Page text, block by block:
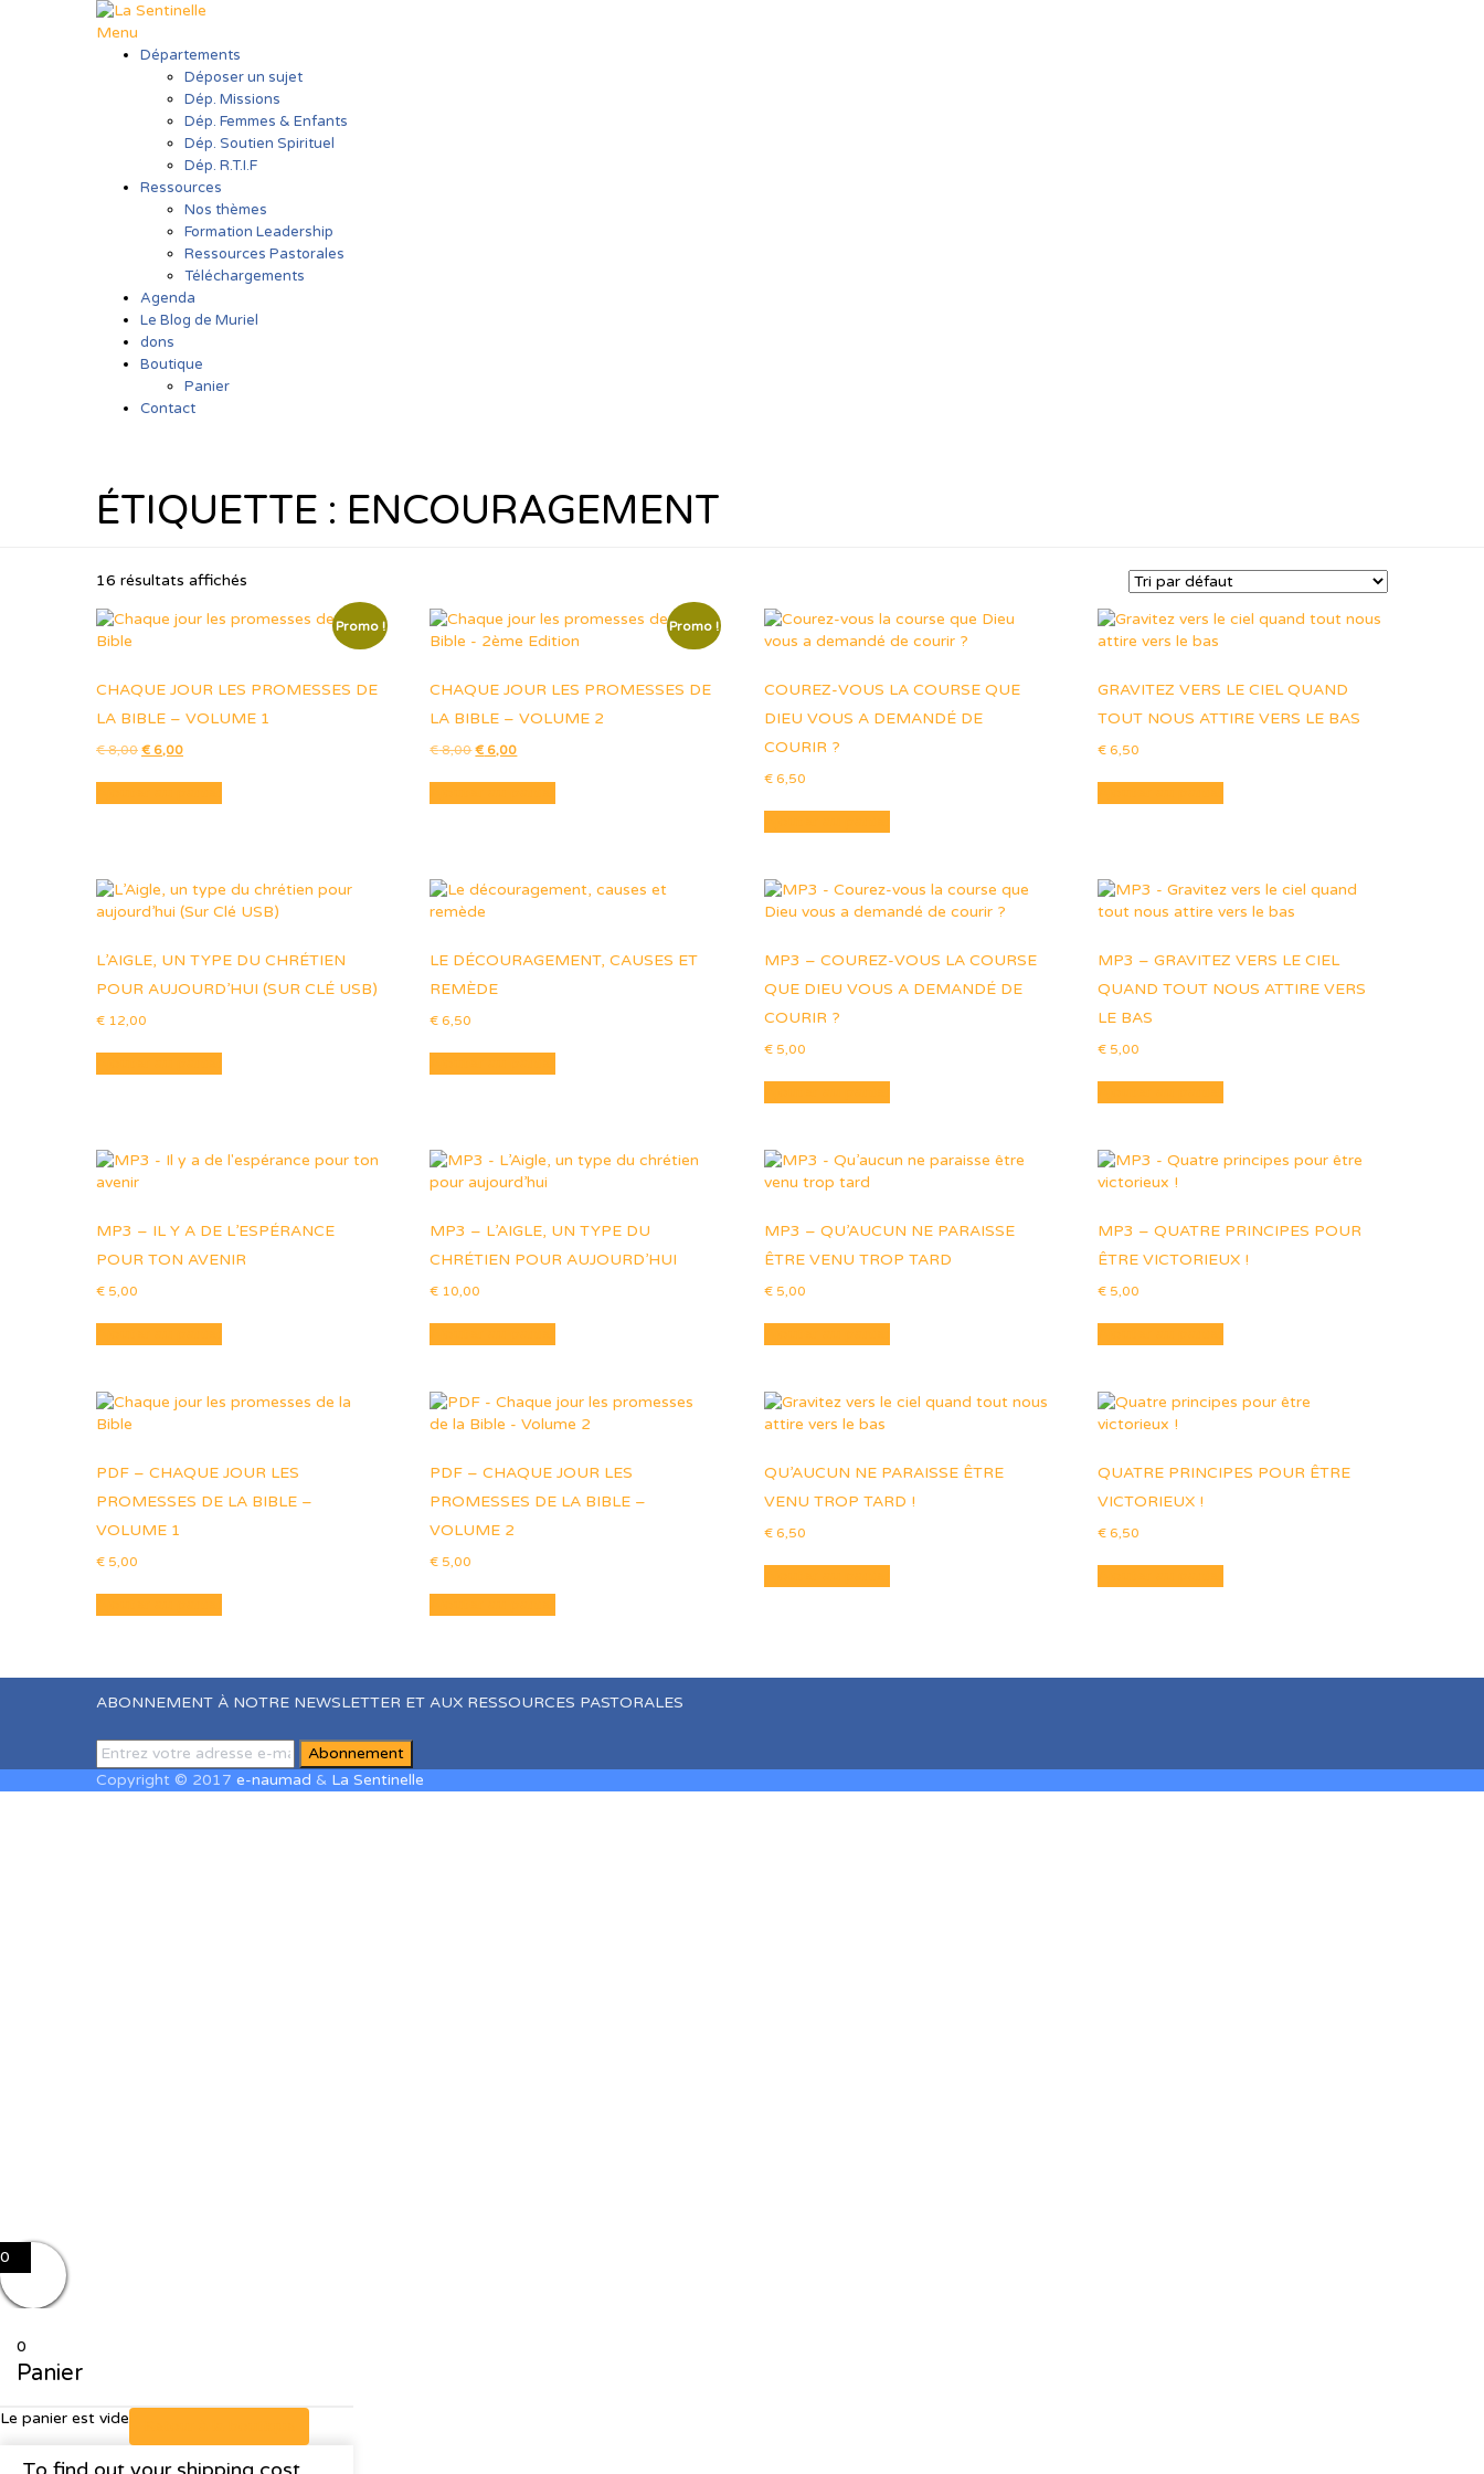
Menu
Départements
Déposer un sujet
Dép. Missions
Dép. Femmes & Enfants
Dép. Soutien Spirituel
Dép. R.T.I.F
Ressources
Nos thèmes
Formation Leadership
Ressources Pastorales
Téléchargements
Agenda
Le Blog de Muriel
dons
Boutique
Panier
Contact
ÉTIQUETTE : ENCOURAGEMENT
16 résultats affichés
Promo !
CHAQUE JOUR LES PROMESSES DE
LA BIBLE – VOLUME 1
€8,00 Le
initial
était :
€ 6,00Le
actuel
est :
Promo !
CHAQUE JOUR LES PROMESSES DE
LA BIBLE – VOLUME 2
€8,00Le
initial
était :
€ 6,00Le
actuel
est :
COUREZ-VOUS LA COURSE QUE
DIEU VOUS A DEMANDÉ DE
COURIR ?
€6,50
GRAVITEZ VERS LE CIEL QUAND
TOUT NOUS ATTIRE VERS LE BAS
€ 6,50
L’AIGLE, UN TYPE DU CHRÉTIEN
POUR AUJOURD’HUI (SUR CLÉ USB)
€ 12,00
LE DÉCOURAGEMENT, CAUSES ET
REMÈDE
€ 6,50
MP3 – COUREZ-VOUS LA COURSE
QUE DIEU VOUS A DEMANDÉ DE
COURIR ?
€5,00
MP3 – GRAVITEZ VERS LE CIEL
QUAND TOUT NOUS ATTIRE VERS
LE BAS
€ 5,00
MP3 – IL Y A DE L’ESPÉRANCE
POUR TON AVENIR
€ 5,00
MP3 – L’AIGLE, UN TYPE DU
CHRÉTIEN POUR AUJOURD’HUI
€ 10,00
MP3 – QU’AUCUN NE PARAISSE
ÊTRE VENU TROP TARD
€5,00
MP3 – QUATRE PRINCIPES POUR
ÊTRE VICTORIEUX !
€ 5,00
PDF – CHAQUE JOUR LES
PROMESSES DE LA BIBLE –
VOLUME 1
€ 5,00
PDF – CHAQUE JOUR LES
PROMESSES DE LA BIBLE –
VOLUME 2
€ 5,00
QU’AUCUN NE PARAISSE ÊTRE
VENU TROP TARD !
€6,50
QUATRE PRINCIPES POUR ÊTRE
VICTORIEUX !
€ 6,50
ABONNEMENT À NOTRE NEWSLETTER ET AUX RESSOURCES PASTORALES
Copyright © 2017 e-naumad & La Sentinelle
0
0
Panier
Le panier est vide